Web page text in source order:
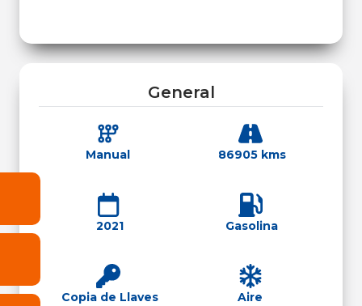
General
Manual 86905 kms
2021 Gasolina
Copia de Llaves
Aire